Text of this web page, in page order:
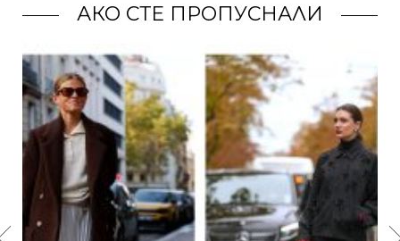
АКО СТЕ ПРОПУСНАЛИ